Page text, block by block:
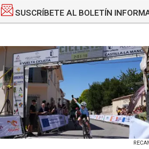
SUSCRÍBETE AL BOLETÍN